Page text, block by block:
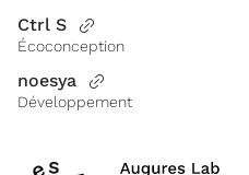
Ctrl S
Écoconception
noesya
Développement